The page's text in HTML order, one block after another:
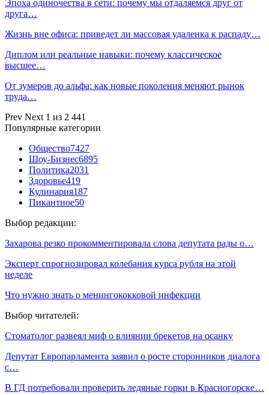
Эпоха одиночества в сети: почему мы отдаляемся друг от
друга…
Жизнь вне офиса: приведет ли массовая удаленка к распаду…
Диплом или реальные навыки: почему классическое
высшее…
От зумеров до альфа: как новые поколения меняют рынок
труда…
Prev Next 1 из 2 441
Популярные категории
Общество7427
Шоу-Бизнес6895
Политика2031
Здоровье419
Кулинария187
Пикантное50
Выбор редакции:
Захарова резко прокомментировала слова депутата рады о…
Эксперт спрогнозировал колебания курса рубля на этой
неделе
Что нужно знать о менингококковой инфекции
Выбор читателей:
Стоматолог развеял миф о влиянии брекетов на осанку
Депутат Европарламента заявил о росте сторонников диалога
с…
В ГД потребовали проверить ледяные горки в Красногорске…